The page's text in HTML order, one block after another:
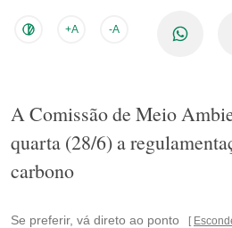
+A -A
A Comissão de Meio
quarta (28/6) a
carbono
Se preferir, vá direto ao ponto